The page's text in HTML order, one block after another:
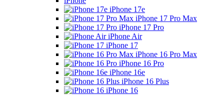
iPhone 17e
iPhone 17 Pro Max
iPhone 17 Pro
iPhone Air
iPhone 17
iPhone 16 Pro Max
iPhone 16 Pro
iPhone 16e
iPhone 16 Plus
iPhone 16